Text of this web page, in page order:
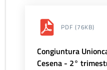
PDF (76KB)
Congiuntura
Cesena - 2°